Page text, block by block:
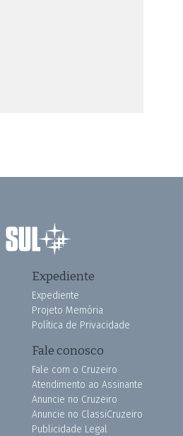
Expediente
Expediente
Projeto Memória
Política de Privacidade
Fale conosco
Fale com o Cruzeiro
Atendimento ao Assinante
Anuncie no Cruzeiro
Anuncie no ClassiCruzeiro
Publicidade Legal